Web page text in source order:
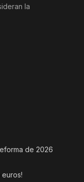
la
de 2026
euros!